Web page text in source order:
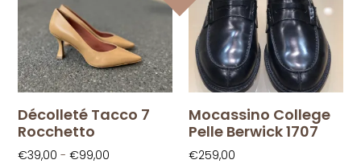
Décolleté Tacco 7
Rocchetto
€39,00 - €99,00
Mocassino College
Pelle Berwick 1707
€259,00